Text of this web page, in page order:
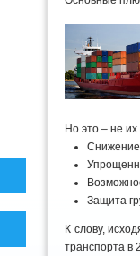
Но это – не
Снижение
Защита
К слову,
транспорта в